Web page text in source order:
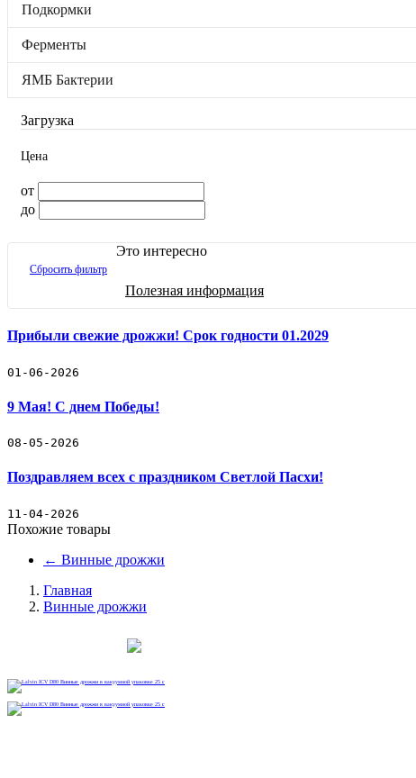
ЯМБ Бактерии
Бренды
Черенки винограда
Подкормки
Ферменты
ЯМБ Бактерии
🚚 Доставка и оплата
☎️ Контакты
Подкормки
Ферменты
ЯМБ Бактерии
Загрузка
Цена
от
до
Сбросить фильтр
Это интересно
Полезная информация
Прибыли свежие дрожжи! Срок годности 01.2029
01-06-2026
9 Мая! С днем Победы!
08-05-2026
Поздравляем всех с праздником Светлой Пасхи!
11-04-2026
Похожие товары
← Винные дрожжи
Главная
Винные дрожжи